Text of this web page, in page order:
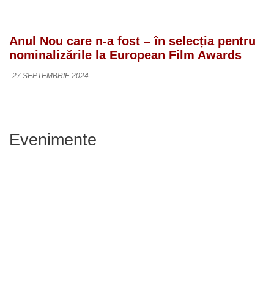
Anul Nou care n-a fost – în selecția pentru
nominalizările la European Film Awards
27 SEPTEMBRIE 2024
Evenimente